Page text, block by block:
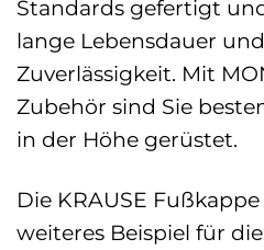
Standards gefertigt
lange Lebensdauer
Zuverlässigkeit. Mit
Zubehör sind Sie
in der Höhe gerüstet.
Die KRAUSE Fußkappe
weiteres Beispiel für